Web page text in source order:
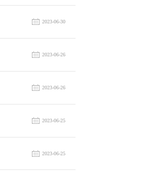
2023-06-30
2023-06-26
2023-06-26
2023-06-25
2023-06-25